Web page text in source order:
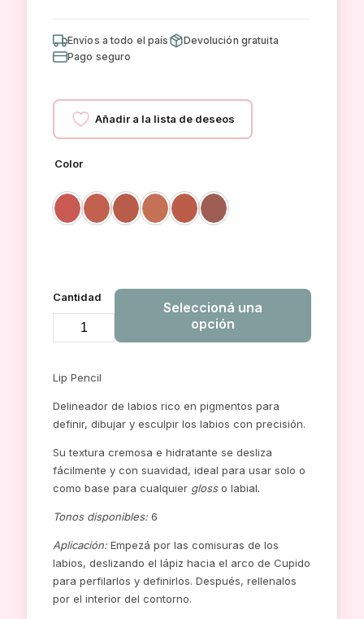
Envíos a todo el país
Devolución gratuita
Pago seguro
Añadir a la lista de deseos
Color
Cantidad
DELINEADOR
LABIOS
DAPOP
NUDE
cantidad
Seleccioná una
opción
Lip Pencil
Delineador de labios rico en pigmentos para
definir, dibujar y esculpir los labios con precisión.
Su textura cremosa e hidratante se desliza
fácilmente y con suavidad, ideal para usar solo o
como base para cualquier glosso labial.
Tonos disponibles: 6
Aplicación: Empezá por las comisuras de los
labios, deslizando el lápiz hacia el arco de Cupido
para perfilarlos y definirlos. Después, rellenalos
por el interior del contorno.